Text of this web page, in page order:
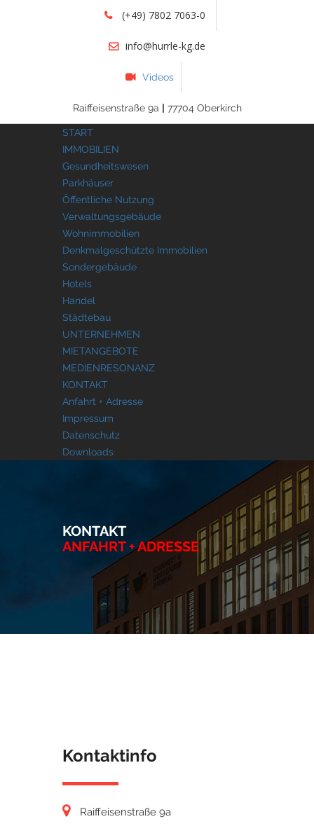
(+49) 7802 7063-0
info@hurrle-kg.de
Videos
Raiffeisenstraße 9a | 77704 Oberkirch
START
IMMOBILIEN
Gesundheitswesen
Parkhäuser
Öffentliche Nutzung
Verwaltungsgebäude
Wohnimmobilien
Denkmalgeschützte Immobilien
Sondergebäude
Hotels
Handel
Städtebau
UNTERNEHMEN
MIETANGEBOTE
MEDIENRESONANZ
KONTAKT
Anfahrt + Adresse
Impressum
Datenschutz
Downloads
KONTAKT
ANFAHRT + ADRESSE
Kontaktinfo
Raiffeisenstraße 9a